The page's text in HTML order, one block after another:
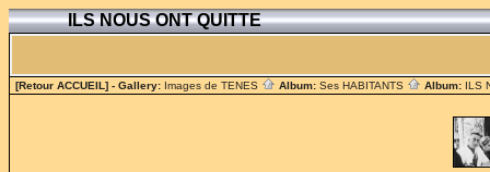
ILS NOUS ONT QUITTE
[Retour ACCUEIL] - Gallery: Images de TENES Album: Ses HABITANTS Album: ILS